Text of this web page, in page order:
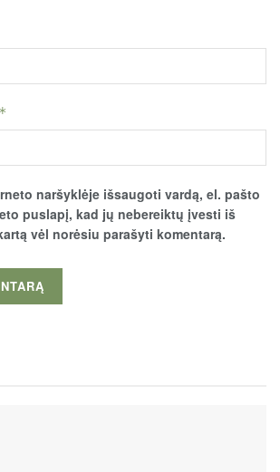
*
naršyklėje išsaugoti vardą, el. pašto
puslapį, kad jų nebereiktų įvesti iš
vėl norėsiu parašyti komentarą.